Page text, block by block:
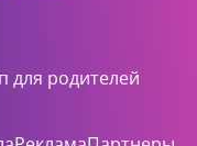
для родителей